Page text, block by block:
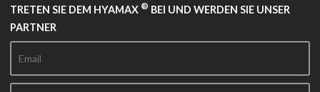
TRETEN SIE DEM HYAMAX ® BEI UND WERDEN SIE UNSER
PARTNER